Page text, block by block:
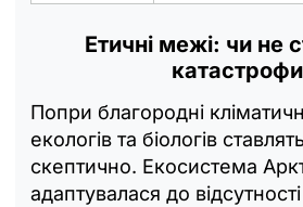
Етичні межі: чи не
Попри благородні
екологів та біологів
скептично. Екосистема
адаптувалася до